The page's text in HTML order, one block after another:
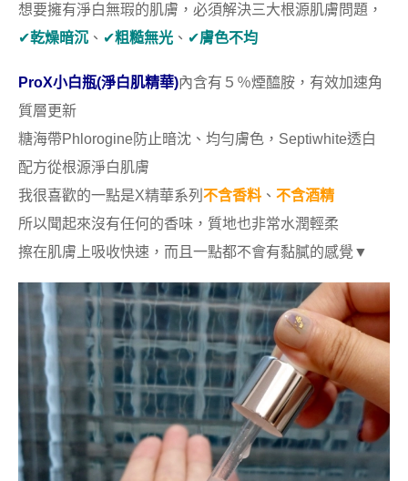
想要擁有淨白無瑕的肌膚，必須解決三大根源肌膚問題，
✔︎乾燥暗沉 、 ✔︎粗糙無光 、 ✔︎膚色不均
ProX小白瓶(淨白肌精華)內含有５％煙醯胺，有效加速角
質層更新
糖海帶Phlorogine防止暗沈、均勻膚色，Septiwhite透白
配方從根源淨白肌膚
我很喜歡的一點是X精華系列 不含香料 、 不含酒精
所以聞起來沒有任何的香味，質地也非常水潤輕柔
擦在肌膚上吸收快速，而且一點都不會有黏膩的感覺▼